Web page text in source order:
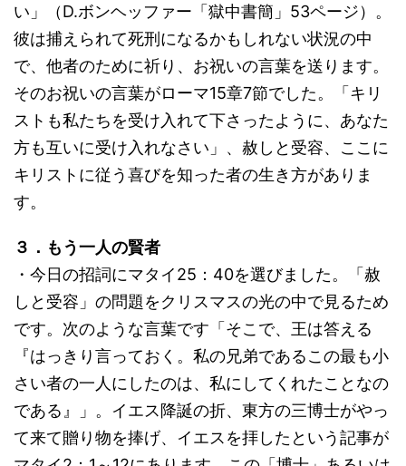
い」（D.ボンヘッファー「獄中書簡」53ページ）。
彼は捕えられて死刑になるかもしれない状況の中
で、他者のために祈り、お祝いの言葉を送ります。
そのお祝いの言葉がローマ15章7節でした。「キリ
ストも私たちを受け入れて下さったように、あなた
方も互いに受け入れなさい」、赦しと受容、ここに
キリストに従う喜びを知った者の生き方がありま
す。
３．もう一人の賢者
・今日の招詞にマタイ25：40を選びました。「赦
しと受容」の問題をクリスマスの光の中で見るため
です。次のような言葉です「そこで、王は答える
『はっきり言っておく。私の兄弟であるこの最も小
さい者の一人にしたのは、私にしてくれたことなの
である』」。イエス降誕の折、東方の三博士がやっ
て来て贈り物を捧げ、イエスを拝したという記事が